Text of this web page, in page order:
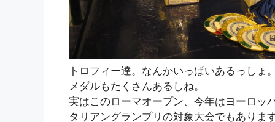
トロフィー達。なんかいっぱいあるっしょ
メダルもたくさんあるしね。
実はこのローマオープン、今年はヨーロッ
タリアングランプリの対象大会でもありま